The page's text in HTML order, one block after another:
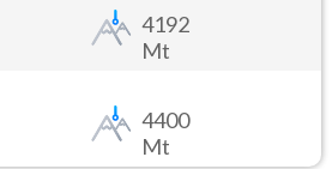
4192
Mt
4400
Mt